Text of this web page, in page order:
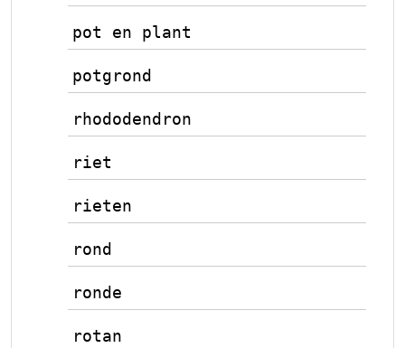
pot en plant
potgrond
rhododendron
riet
rieten
rond
ronde
rotan